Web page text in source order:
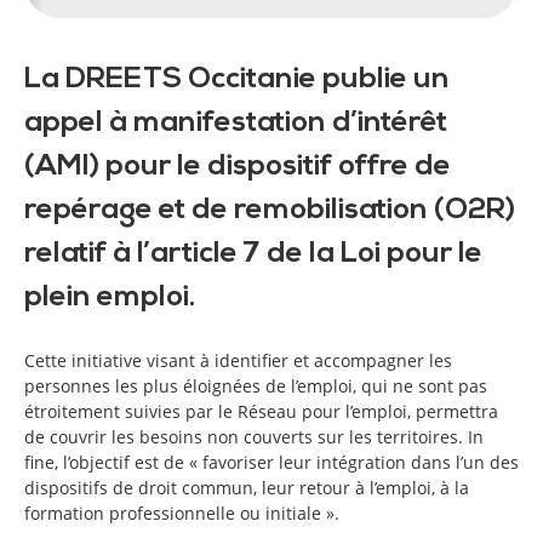
La DREETS Occitanie publie un
appel à manifestation d’intérêt
(AMI) pour le dispositif offre de
repérage et de remobilisation (O2R)
relatif à l’article 7 de la Loi pour le
plein emploi.
Cette initiative visant à identifier et accompagner les
personnes les plus éloignées de l’emploi, qui ne sont pas
étroitement suivies par le Réseau pour l’emploi, permettra
de couvrir les besoins non couverts sur les territoires. In
fine, l’objectif est de « favoriser leur intégration dans l’un des
dispositifs de droit commun, leur retour à l’emploi, à la
formation professionnelle ou initiale ».